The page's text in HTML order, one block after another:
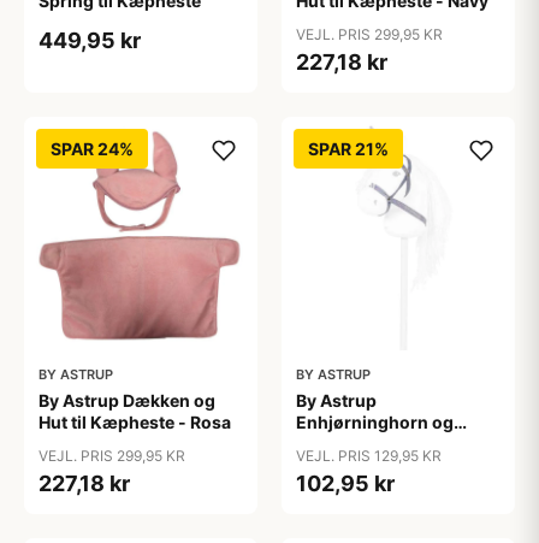
449,95 kr VEJL. PRIS 299,95 KR
227,18 kr
SPAR 24%
BY ASTRUP
By Astrup Dækken og
Hut til Kæpheste - Rosa
VEJL. PRIS 299,95 KR
227,18 kr
SPAR 21%
BY ASTRUP
By Astrup
Enhjørninghorn og
VEJL. PRIS 129,95 KR
102,95 kr